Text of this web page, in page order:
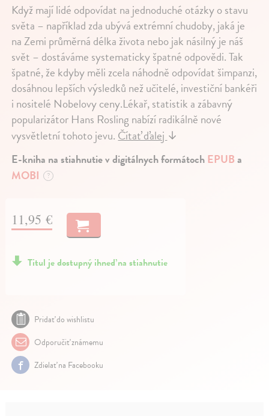
Když mají lidé odpovídat na jednoduché otázky o stavu
světa – například zda ubývá extrémní chudoby, jaká je
na Zemi průměrná délka života nebo jak násilný je náš
svět – dostáváme systematicky špatné odpovědi. Tak
špatné, že kdyby měli zcela náhodně odpovídat šimpanzi,
dosáhnou lepších výsledků než učitelé, investiční bankéři
i nositelé Nobelovy ceny.Lékař, statistik a zábavný
popularizátor Hans Rosling nabízí radikálně nové
vysvětletní tohoto jevu. Čítať ďalej ↓
E-kniha na stiahnutie v digitálnych formátochEPUBa
MOBI
?
11,95 €
Titul je dostupný ihneď na stiahnutie
Pridať do wishlistu
Odporučiť známemu
Zdielať na Facebooku